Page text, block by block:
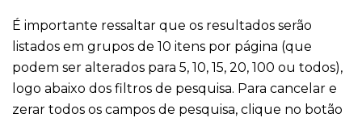
É importante ressaltar que os resultados serão
listados em grupos de 10 itens por página (que
podem ser alterados para 5, 10, 15, 20, 100 ou todos),
logo abaixo dos filtros de pesquisa. Para cancelar e
zerar todos os campos de pesquisa, clique no botão